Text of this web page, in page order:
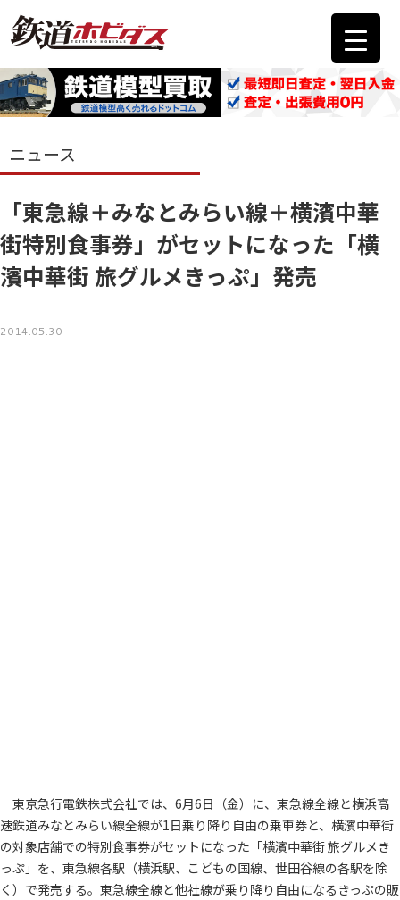
ニュース
「東急線＋みなとみらい線＋横濱中華
街特別食事券」がセットになった「横
濱中華街 旅グルメきっぷ」発売
2014.05.30
東京急行電鉄株式会社では、6月6日（金）に、東急線全線と横浜高
速鉄道みなとみらい線全線が1日乗り降り自由の乗車券と、横濱中華街
の対象店舗での特別食事券がセットになった「横濱中華街 旅グルメき
っぷ」を、東急線各駅（横浜駅、こどもの国線、世田谷線の各駅を除
く）で発売する。東急線全線と他社線が乗り降り自由になるきっぷの販